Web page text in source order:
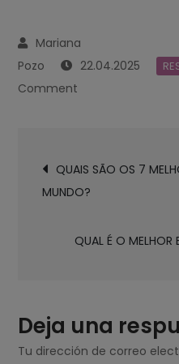
22.04.2025
Comment
CALORIAS?
deQUAIS SÃO OS 7
MUNDO?
QUAL É O MELHOR
Deja una
Tu dirección de correo